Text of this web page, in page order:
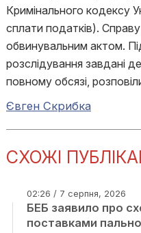
Кримінального кодексу
сплати податків).
обвинувальним актом.
розслідування завдані
повному обсязі,
Євген Скрибка
СХОЖІ
02:26 / 7 серпня, 2026
БЕБ заявило про
поставками